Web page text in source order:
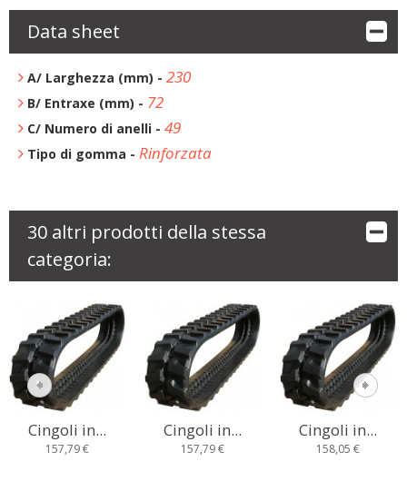
Data sheet
A/ Larghezza (mm) - 230
B/ Entraxe (mm) - 72
C/ Numero di anelli - 49
Tipo di gomma - Rinforzata
30 altri prodotti della stessa
categoria:
Cingoli in...
157,79 €
Cingoli in...
157,79 €
Cingoli in...
158,05 €